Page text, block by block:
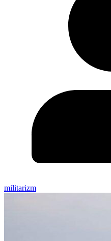
militarizm